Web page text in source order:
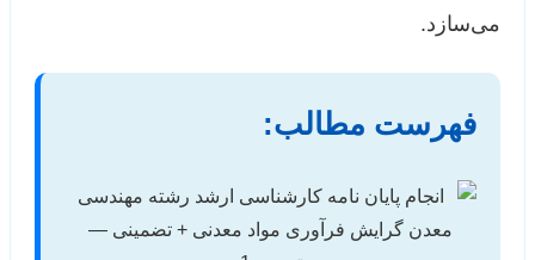
می‌سازد.
فهرست مطالب: